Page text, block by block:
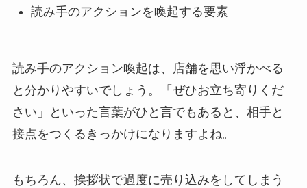
読み手のアクションを喚起する要素
読み手のアクション喚起は、店舗を思い浮かべる
と分かりやすいでしょう。「ぜひお立ち寄りくだ
さい」といった言葉がひと言でもあると、相手と
接点をつくるきっかけになりますよね。
もちろん、挨拶状で過度に売り込みをしてしまう